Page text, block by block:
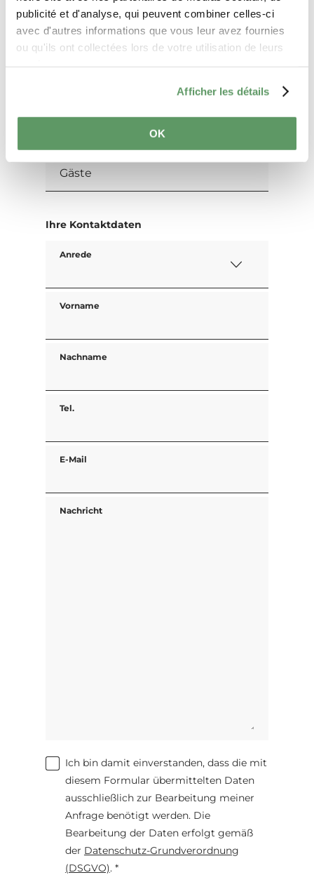
publicité et d'analyse, qui peuvent combiner celles-ci
avec d'autres informations que vous leur avez fournies
ou qu'ils ont collectées lors de votre utilisation de leurs
Afficher les détails
OK
Anfragen
Ihre Kontaktdaten
Anrede
Vorname
Nachname
Tel.
E-Mail
Nachricht
Ich bin damit einverstanden, dass die mit
diesem Formular übermittelten Daten
ausschließlich zur Bearbeitung meiner
Anfrage benötigt werden. Die
Bearbeitung der Daten erfolgt gemäß
der Datenschutz-Grundverordnung
(DSGVO). *